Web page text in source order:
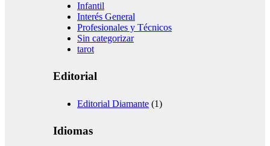
Infantil
Interés General
Profesionales y Técnicos
Sin categorizar
tarot
Editorial
Editorial Diamante (1)
Idiomas